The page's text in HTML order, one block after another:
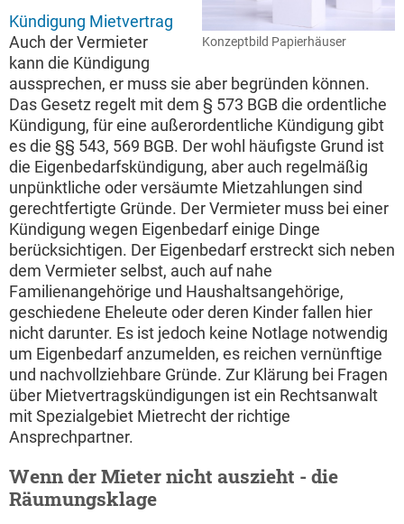
Konzeptbild Papierhäuser
Kündigung Mietvertrag
Auch der Vermieter
kann die Kündigung
aussprechen, er muss sie aber begründen können.
Das Gesetz regelt mit dem § 573 BGB die ordentliche
Kündigung, für eine außerordentliche Kündigung gibt
es die §§ 543, 569 BGB. Der wohl häufigste Grund ist
die Eigenbedarfskündigung, aber auch regelmäßig
unpünktliche oder versäumte Mietzahlungen sind
gerechtfertigte Gründe. Der Vermieter muss bei einer
Kündigung wegen Eigenbedarf einige Dinge
berücksichtigen. Der Eigenbedarf erstreckt sich neben
dem Vermieter selbst, auch auf nahe
Familienangehörige und Haushaltsangehörige,
geschiedene Eheleute oder deren Kinder fallen hier
nicht darunter. Es ist jedoch keine Notlage notwendig
um Eigenbedarf anzumelden, es reichen vernünftige
und nachvollziehbare Gründe. Zur Klärung bei Fragen
über Mietvertragskündigungen ist ein Rechtsanwalt
mit Spezialgebiet Mietrecht der richtige
Ansprechpartner.
Wenn der Mieter nicht auszieht - die
Räumungsklage